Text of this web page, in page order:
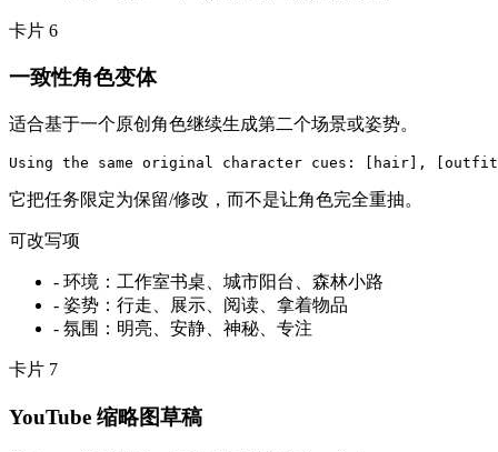
卡片 6
一致性角色变体
适合基于一个原创角色继续生成第二个场景或姿势。
Using the same original character cues: [hair],
它把任务限定为保留/修改，而不是让角色完全重抽。
可改写项
- 环境：工作室书桌、城市阳台、森林小路
- 姿势：行走、展示、阅读、拿着物品
- 氛围：明亮、安静、神秘、专注
卡片 7
YouTube 缩略图草稿